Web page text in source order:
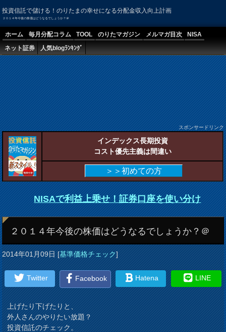
投資信託で儲ける！のりたまの幸せになる分配金収入向上計画
２０１４年今後の株価はどうなるでしょうか？＠
ホーム 毎月分配コラム TOOL のりたマガジン メルマガ目次
NISA
ネット証券
人気blogﾗﾝｷﾝｸﾞ
スポンサードリンク
インデックス長期投資
コスト優先主義は間違い
＞＞初めての方
NISAで利益上乗せ！証券口座を使い分け
２０１４年今後の株価はどうなるでしょうか？＠
2014年01月09日[基準価格チェック]
Twitter Facebook Hatena LINE
上げたり下げたりと、
外人さんのやりたい放題？
投資信託のチェック。